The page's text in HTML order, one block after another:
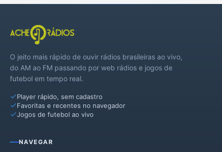
O jeito mais rápido de ouvir rádios brasileiras ao vivo,
do AM ao FM passando por web rádios e jogos de
futebol em tempo real.
Player rápido, sem cadastro
Favoritas e recentes no navegador
Jogos de futebol ao vivo
NAVEGAR